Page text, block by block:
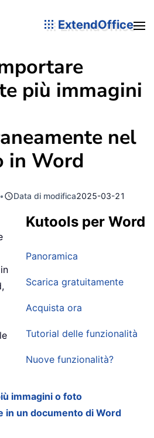
ExtendOffice
più immagini
nel
in Word
• Data di modifica2025-03-21
Kutools per Word
Panoramica
Scarica gratuitamente
Acquista ora
Tutorial delle funzionalità
Nuove funzionalità?
immagini o foto
in un documento di Word